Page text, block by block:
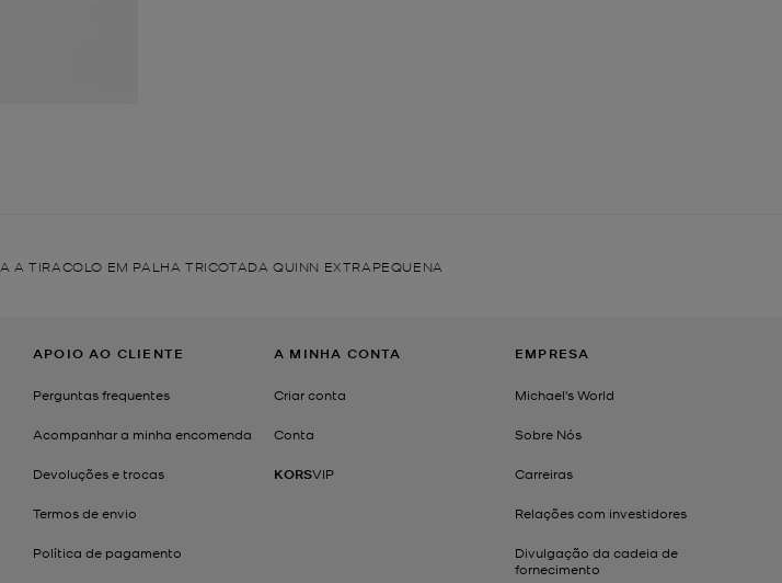
A TIRACOLO EM PALHA TRICOTADA QUINN EXTRAPEQUENA
APOIO AO CLIENTE
Perguntas frequentes
Acompanhar a minha encomenda
Devoluções e trocas
Termos de envio
Política de pagamento
A MINHA CONTA
Criar conta
Conta
KORSVIP
EMPRESA
Michael's World
Sobre Nós
Carreiras
Relações com investidores
Divulgação da cadeia de
fornecimento